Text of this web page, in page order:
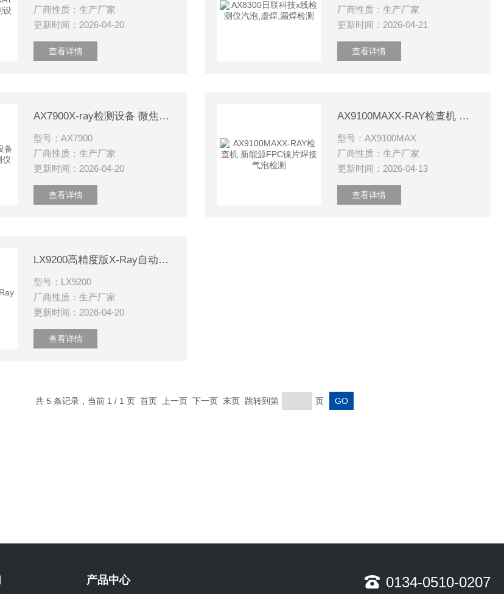
厂商性质：生产厂家
更新时间：2026-04-20
查看详情
厂商性质：生产厂家
更新时间：2026-04-21
查看详情
AX7900X-ray检测设备 微焦点X射线透视检测仪
型号：AX7900
厂商性质：生产厂家
更新时间：2026-04-20
查看详情
AX9100MAXX-RAY检查机 新能源FPC镍片焊接气泡检测
型号：AX9100MAX
厂商性质：生产厂家
更新时间：2026-04-13
查看详情
LX9200高精度版X-Ray自动检测系统
型号：LX9200
厂商性质：生产厂家
更新时间：2026-04-20
查看详情
共 5 条记录，当前 1 / 1 页 首页 上一页 下一页 末页 跳转到第 页
产品中心 0134-0510-0207